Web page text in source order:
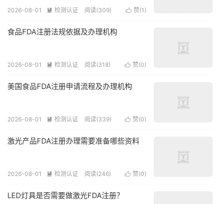
 赞(1 )
2026-08-01  检测认证 阅读(309)
食品FDA注册法规依据及办理机构
 赞(0)
2026-08-01  检测认证 阅读(318)
美国食品FDA注册申请流程及办理机构
 赞(0)
2026-08-01  检测认证 阅读(339)
激光产品FDA注册办理需要准备哪些资料
 赞(0)
2026-08-01  检测认证 阅读(246)
LED灯具是否需要做激光FDA注册？